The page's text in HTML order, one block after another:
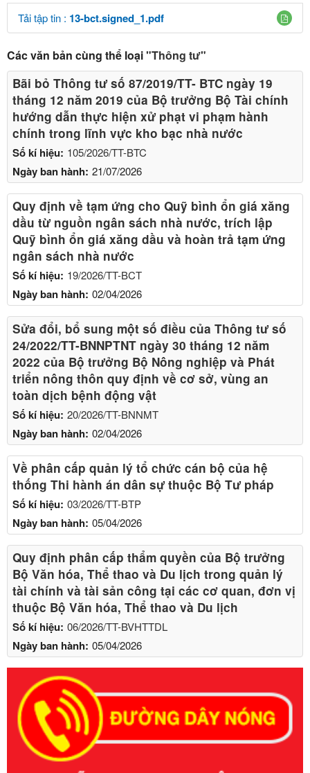
Tải tập tin : 13-bct.signed_1.pdf
Các văn bản cùng thể loại"Thông tư"
Số kí hiệu: 105/2026/TT-BTC
Ngày ban hành: 21/07/2026
Bãi bỏ Thông tư số 87/2019/TT- BТC ngày 19
tháng 12 năm 2019 của Bộ trưởng Bộ Tài chính
hướng dẫn thực hiện xử phạt vi phạm hành
chính trong lĩnh vực kho bạc nhà nước
Số kí hiệu: 19/2026/TT-BCT
Ngày ban hành: 02/04/2026
Quy định về tạm ứng cho Quỹ bình ổn giá xăng
dầu từ nguồn ngân sách nhà nước, trích lập
Quỹ bình ổn giá xăng dầu và hoàn trả tạm ứng
ngân sách nhà nước
Số kí hiệu: 20/2026/TT-BNNMT
Ngày ban hành: 02/04/2026
Sửa đổi, bổ sung một số điều của Thông tư số
24/2022/TT-BNNPTNT ngày 30 tháng 12 năm
2022 của Bộ trưởng Bộ Nông nghiệp và Phát
triển nông thôn quy định về cơ sở, vùng an
toàn dịch bệnh động vật
Số kí hiệu: 03/2026/TT-BTP
Ngày ban hành: 05/04/2026
Về phân cấp quản lý tổ chức cán bộ của hệ
thống Thi hành án dân sự thuộc Bộ Tư pháp
Số kí hiệu: 06/2026/TT-BVHTTDL
Ngày ban hành: 05/04/2026
Quy định phân cấp thẩm quyền của Bộ trưởng
Bộ Văn hóa, Thể thao và Du lịch trong quản lý
tài chính và tài sản công tại các cơ quan, đơn vị
thuộc Bộ Văn hóa, Thể thao và Du lịch